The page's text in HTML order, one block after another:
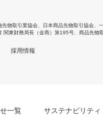
先物取引業協会 日本商品先物取引協会
関東財務局長（金商）第195号、商品先物
採用情報
一覧 サステナビリティ